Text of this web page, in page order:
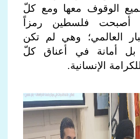
الوقوف معها ومع كلّ
أصبحت فلسطين رمزاً
العالمي؛ وهي لم تكن
أمانة في أعناق كلّ
الإنسانية.